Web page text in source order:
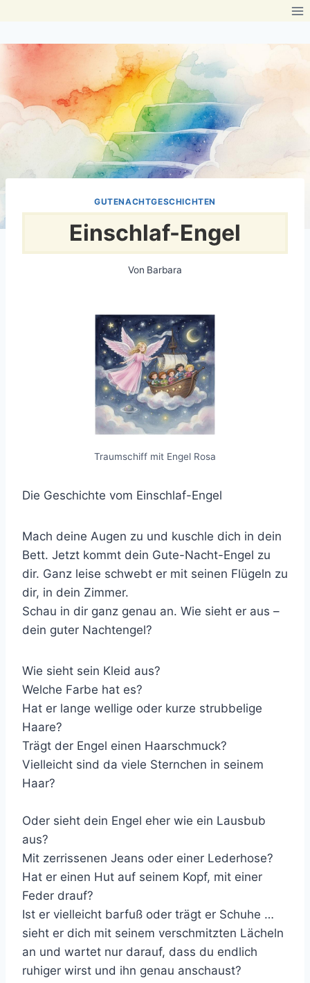
springen
GUTENACHTGESCHICHTEN
Einschlaf-Engel
Von Barbara
Traumschiff mit Engel Rosa
Die Geschichte vom Einschlaf-Engel
Mach deine Augen zu und kuschle dich in dein
Bett. Jetzt kommt dein Gute-Nacht-Engel zu
dir. Ganz leise schwebt er mit seinen Flügeln zu
dir, in dein Zimmer.
Schau in dir ganz genau an. Wie sieht er aus –
dein guter Nachtengel?
Wie sieht sein Kleid aus?
Welche Farbe hat es?
Hat er lange wellige oder kurze strubbelige
Haare?
Trägt der Engel einen Haarschmuck?
Vielleicht sind da viele Sternchen in seinem
Haar?
Oder sieht dein Engel eher wie ein Lausbub
aus?
Mit zerrissenen Jeans oder einer Lederhose?
Hat er einen Hut auf seinem Kopf, mit einer
Feder drauf?
Ist er vielleicht barfuß oder trägt er Schuhe …
sieht er dich mit seinem verschmitzten Lächeln
an und wartet nur darauf, dass du endlich
ruhiger wirst und ihn genau anschaust?